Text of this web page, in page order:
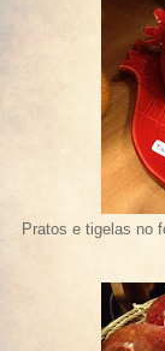
Pratos e tigelas no